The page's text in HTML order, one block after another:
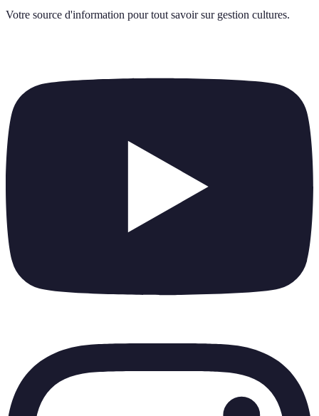
Votre source d'information pour tout savoir sur gestion cultures.